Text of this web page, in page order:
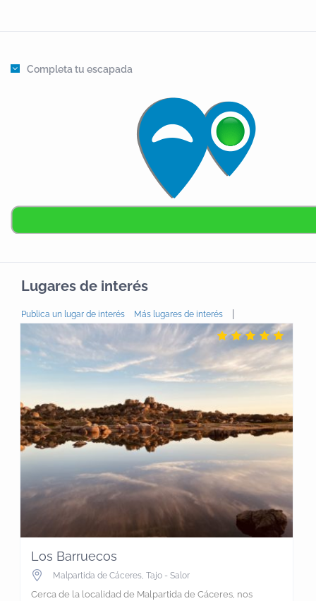
Completa tu escapada
Lugares de interés
Publica un lugar de interés Más lugares de interés
Los Barruecos
Malpartida de Cáceres, Tajo - Salor
Cerca de la localidad de Malpartida de Cáceres, nos